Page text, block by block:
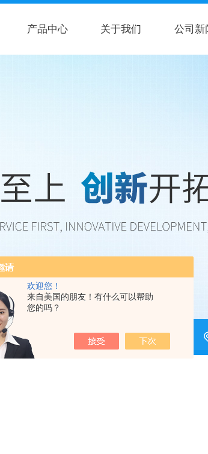
欢迎您！
来自美国的朋友！有什么可以帮助
您的吗？
产品中心 关于我们 公司新